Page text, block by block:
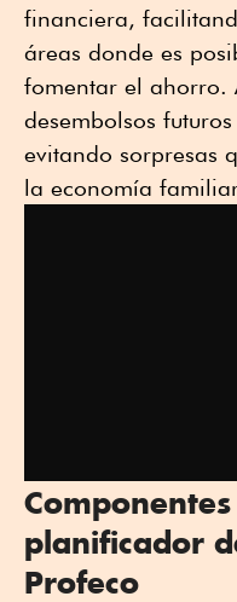
financiera,
áreas donde es
fomentar el ahorro.
desembolsos
evitando sorpresas
la economía
planificador
Profeco